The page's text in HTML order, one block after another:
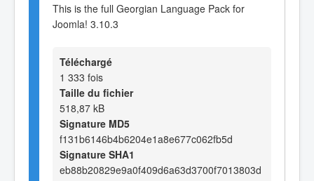
This is the full Georgian Language Pack for
Joomla! 3.10.3
Téléchargé
1 333 fois
Taille du fichier
518,87 kB
Signature MD5
f131b6146b4b6204e1a8e677c062fb5d
Signature SHA1
eb88b20829e9a0f409d6a63d3700f7013803d